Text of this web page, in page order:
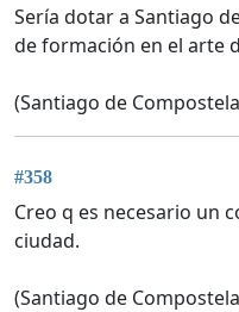
Sería dotar a Santiago
de formación en el arte
(Santiago de
#358
Creo q es necesario un
ciudad.
(Santiago de